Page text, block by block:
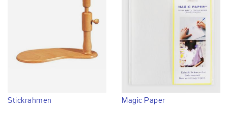
Stickrahmen Magic Paper